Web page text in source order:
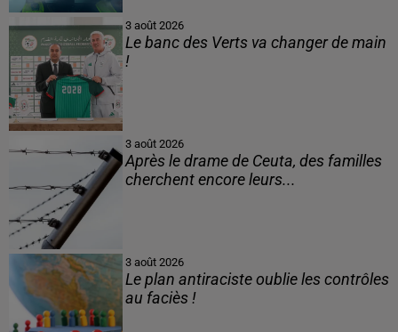
3 août 2026
Le banc des Verts va changer de main
!
3 août 2026
Après le drame de Ceuta, des familles
cherchent encore leurs...
3 août 2026
Le plan antiraciste oublie les contrôles
au faciès !